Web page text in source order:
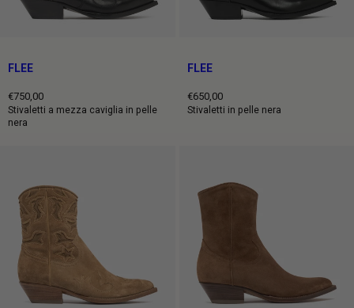
FLEE
€750,00
Prezzo
intero
Stivaletti a mezza caviglia in pelle
nera
FLEE
€650,00
Prezzo
Stivaletti in pelle nera